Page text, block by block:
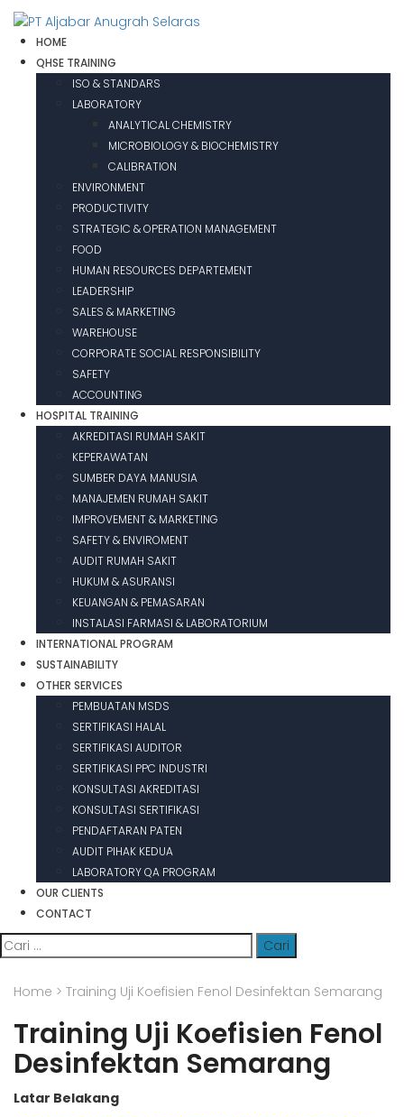
HOME
QHSE TRAINING
ISO & STANDARS
LABORATORY
ANALYTICAL CHEMISTRY
MICROBIOLOGY & BIOCHEMISTRY
CALIBRATION
ENVIRONMENT
PRODUCTIVITY
STRATEGIC & OPERATION MANAGEMENT
FOOD
HUMAN RESOURCES DEPARTEMENT
LEADERSHIP
SALES & MARKETING
WAREHOUSE
CORPORATE SOCIAL RESPONSIBILITY
SAFETY
ACCOUNTING
HOSPITAL TRAINING
AKREDITASI RUMAH SAKIT
KEPERAWATAN
SUMBER DAYA MANUSIA
MANAJEMEN RUMAH SAKIT
IMPROVEMENT & MARKETING
SAFETY & ENVIROMENT
AUDIT RUMAH SAKIT
HUKUM & ASURANSI
KEUANGAN & PEMASARAN
INSTALASI FARMASI & LABORATORIUM
INTERNATIONAL PROGRAM
SUSTAINABILITY
OTHER SERVICES
PEMBUATAN MSDS
SERTIFIKASI HALAL
SERTIFIKASI AUDITOR
SERTIFIKASI PPC INDUSTRI
KONSULTASI AKREDITASI
KONSULTASI SERTIFIKASI
PENDAFTARAN PATEN
AUDIT PIHAK KEDUA
LABORATORY QA PROGRAM
OUR CLIENTS
CONTACT
Cari
untuk:
Home > Training Uji Koefisien Fenol Desinfektan Semarang
Training Uji Koefisien Fenol
Desinfektan Semarang
Latar Belakang